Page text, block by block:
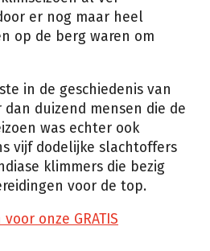
er nog maar heel
op de berg waren om
in de geschiedenis van
dan duizend mensen die de
was echter ook
vijf dodelijke slachtoffers
klimmers die bezig
voor de top.
onze GRATIS